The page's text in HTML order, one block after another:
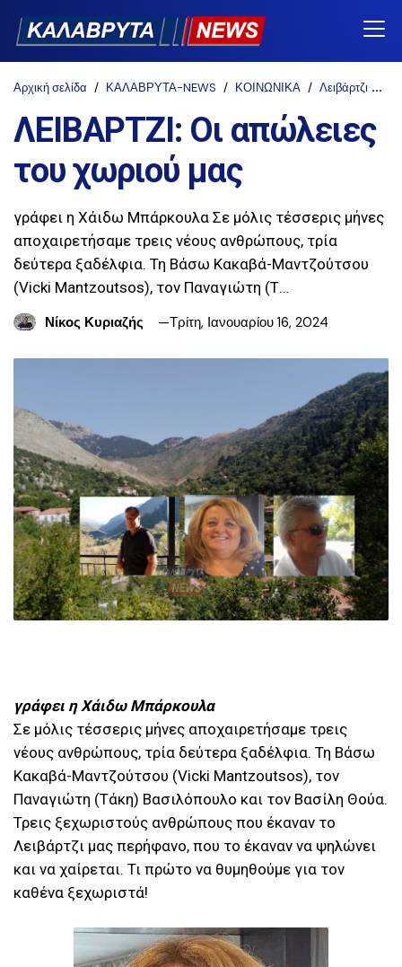
Αρχική σελίδα ΚΑΛΑΒΡΥΤΑ-NEWS ΚΟΙΝΩΝΙΚΑ Λειβάρτζι
ΛΕΙΒΑΡΤΖΙ: Οι απώλειες
του χωριού μας
γράφει η Χάιδω Μπάρκουλα Σε μόλις τέσσερις μήνες
αποχαιρετήσαμε τρεις νέους ανθρώπους, τρία
δεύτερα ξαδέλφια. Τη Βάσω Κακαβά-Μαντζούτσου
(Vicki Mantzoutsos), τον Παναγιώτη (Τ…
Νίκος Κυριαζής
Τρίτη, Ιανουαρίου 16, 2024
γράφει η Χάιδω Μπάρκουλα
Σε μόλις τέσσερις μήνες αποχαιρετήσαμε τρεις
νέους ανθρώπους, τρία δεύτερα ξαδέλφια. Τη Βάσω
Κακαβά-Μαντζούτσου (Vicki Mantzoutsos), τον
Παναγιώτη (Τάκη) Βασιλόπουλο και τον Βασίλη Θούα.
Τρεις ξεχωριστούς ανθρώπους που έκαναν το
Λειβάρτζι μας περήφανο, που το έκαναν να ψηλώνει
και να χαίρεται. Τι πρώτο να θυμηθούμε για τον
καθένα ξεχωριστά!